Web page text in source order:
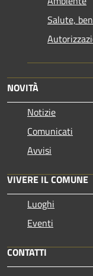
Salute,
NOVITÀ
Notizie
Comunicati
Avvisi
VIVERE IL COMUNE
Luoghi
Eventi
CONTATTI